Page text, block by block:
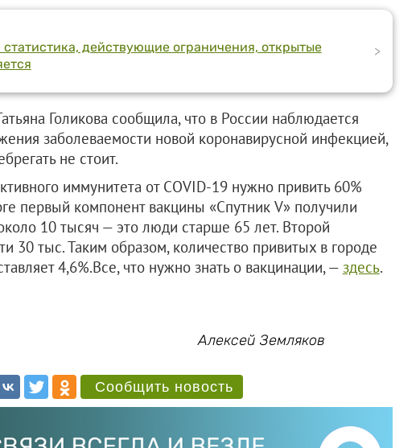
статистика, действующие ограничения, открытые
>
Голикова сообщила, что в России наблюдается
заболеваемости новой коронавирусной инфекцией,
не стоит.
иммунитета от COVID-19 нужно привить 60%
первый компонент вакцины «Спутник V» получили
10 тысяч — это люди старше 65 лет. Второй
30 тыс. Таким образом, количество привитых в городе
4,6%.Все, что нужно знать о вакцинации, — здесь.
Алексей Земляков
Сообщить новость